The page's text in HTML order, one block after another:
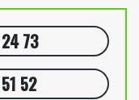
73
52